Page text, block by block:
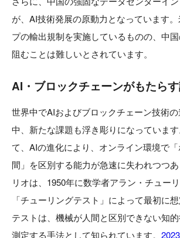
が、AI技術発展の原動力となっています
プの輸出規制を実施しているものの、中
阻むことは難しいとされています。
AI・ブロックチェーンがもたら
世界中でAIおよびブロックチェーン技術
中、新たな課題も浮き彫りになっていま
て、AIの進化により、オンライン環境で
間」を区別する能力が急速に失われつつ
リオは、1950年に数学者アラン・チュー
「チューリングテスト」によって最初に
テストは、機械が人間と区別できない知
測定する手法として知られています。